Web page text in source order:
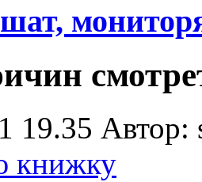
19.35 Автор:
книжку